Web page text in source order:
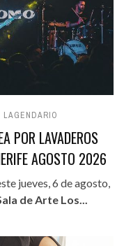
LAGENDARIO
POR LAVADEROS
AGOSTO 2026
jueves, 6 de agosto,
de Arte Los...